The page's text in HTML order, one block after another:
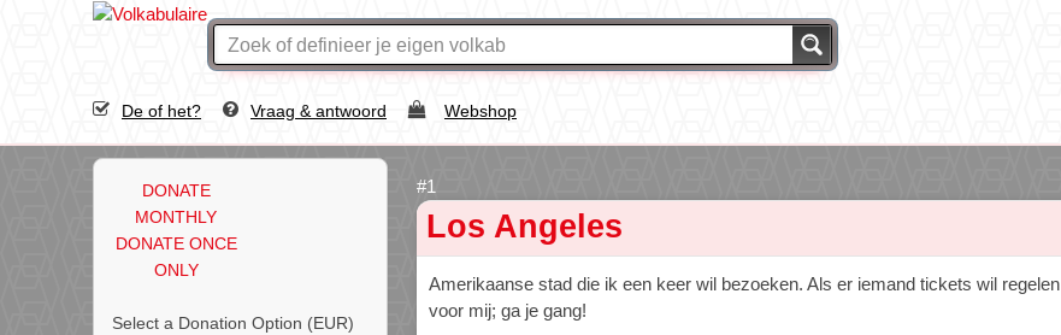
De of het? Vraag & antwoord Webshop
DONATE
MONTHLY
DONATE ONCE
ONLY
Select a Donation Option (EUR)
Los Angeles
Amerikaanse stad die ik een keer wil bezoeken. Als er iemand tickets wil regelen
voor mij; ga je gang!